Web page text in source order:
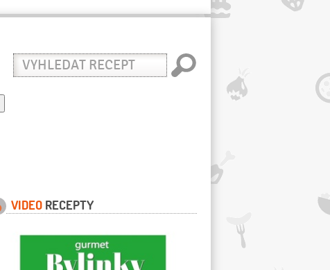
Vyhledat
recept
VIDEO RECEPTY